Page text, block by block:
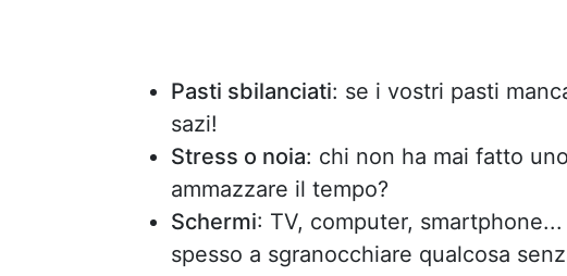
Pasti sbilanciati: se i vostri pasti
sazi!
Stress o noia: chi non ha mai fatto
ammazzare il tempo?
Schermi: TV, computer,
spesso a sgranocchiare qualcosa